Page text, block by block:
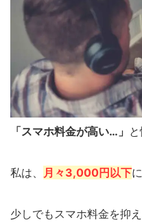
「スマホ料金が高い…」
私は、 月々3,000円以下
少しでもスマホ料金を抑